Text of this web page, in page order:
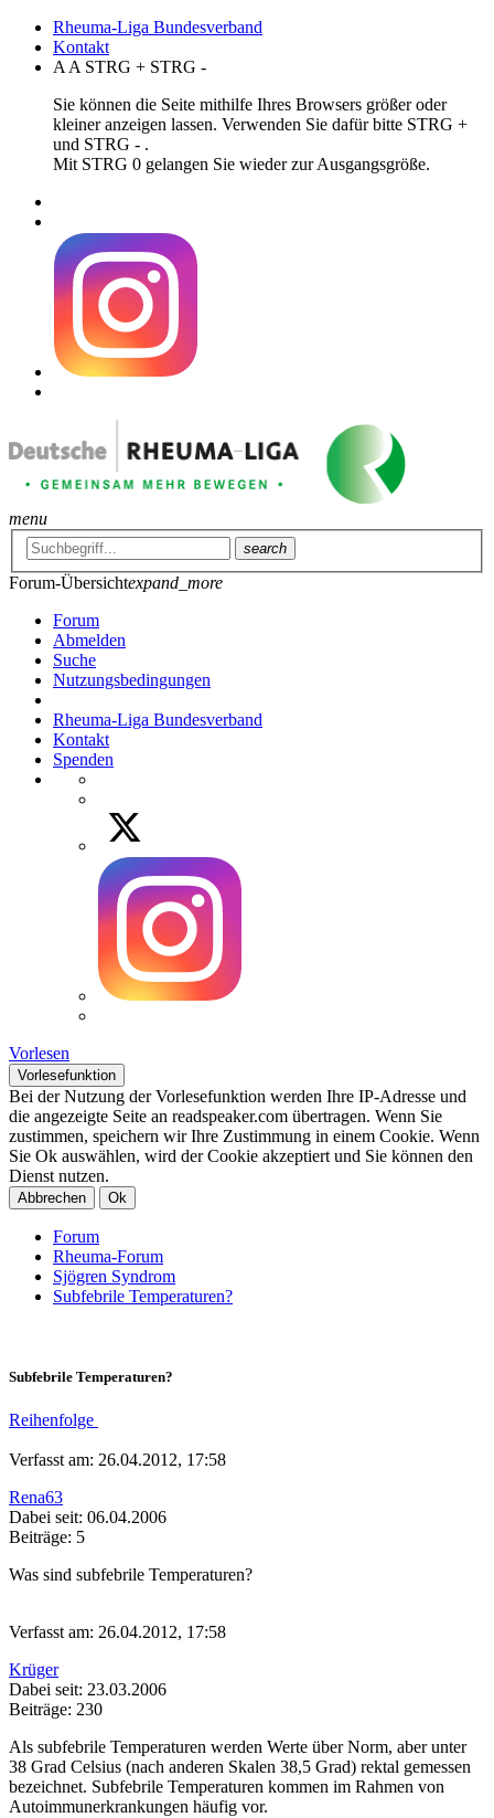
Rheuma-Liga Bundesverband
Kontakt
A A STRG + STRG -
Sie können die Seite mithilfe Ihres Browsers größer oder
kleiner anzeigen lassen. Verwenden Sie dafür bitte STRG +
und STRG - .
Mit STRG 0 gelangen Sie wieder zur Ausgangsgröße.
menu
search
Forum-Übersichtexpand_more
Forum
Abmelden
Suche
Nutzungsbedingungen
Rheuma-Liga Bundesverband
Kontakt
Spenden
Vorlesen
Vorlesefunktion
Bei der Nutzung der Vorlesefunktion werden Ihre IP-Adresse und
die angezeigte Seite an readspeaker.com übertragen. Wenn Sie
zustimmen, speichern wir Ihre Zustimmung in einem Cookie. Wenn
Sie Ok auswählen, wird der Cookie akzeptiert und Sie können den
Dienst nutzen.
Abbrechen Ok
Forum
Rheuma-Forum
Sjögren Syndrom
Subfebrile Temperaturen?
Subfebrile Temperaturen?
Reihenfolge
Verfasst am: 26.04.2012, 17:58
Rena63
Dabei seit: 06.04.2006
Beiträge: 5
Was sind subfebrile Temperaturen?
Verfasst am: 26.04.2012, 17:58
Krüger
Dabei seit: 23.03.2006
Beiträge: 230
Als subfebrile Temperaturen werden Werte über Norm, aber unter
38 Grad Celsius (nach anderen Skalen 38,5 Grad) rektal gemessen
bezeichnet. Subfebrile Temperaturen kommen im Rahmen von
Autoimmunerkrankungen häufig vor.